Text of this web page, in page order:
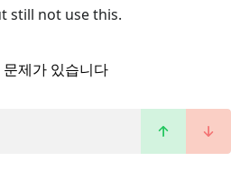
still not use this.
제가 있습니다